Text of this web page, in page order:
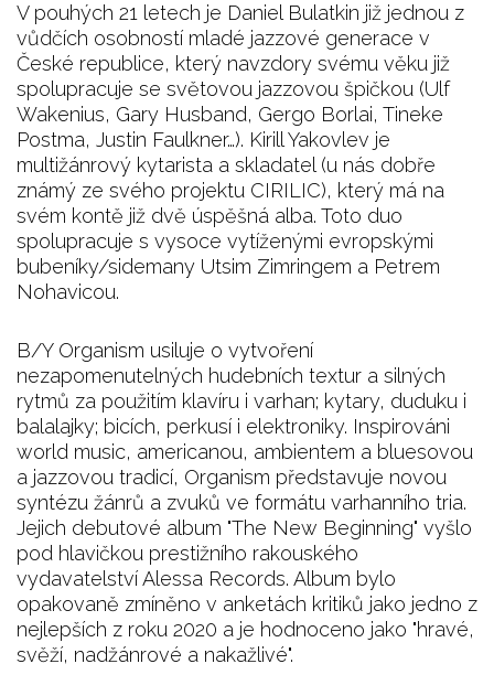
V pouhých 21 letech je Daniel Bulatkin již jednou z
vůdčích osobností mladé jazzové generace v
České republice, který navzdory svému věku již
spolupracuje se světovou jazzovou špičkou (Ulf
Wakenius, Gary Husband, Gergo Borlai, Tineke
Postma, Justin Faulkner…). Kirill Yakovlev je
multižánrový kytarista a skladatel (u nás dobře
známý ze svého projektu CIRILIC), který má na
svém kontě již dvě úspěšná alba. Toto duo
spolupracuje s vysoce vytíženými evropskými
bubeníky/sidemany Utsim Zimringem a Petrem
Nohavicou.
B/Y Organism usiluje o vytvoření
nezapomenutelných hudebních textur a silných
rytmů za použitím klavíru i varhan; kytary, duduku i
balalajky; bicích, perkusí i elektroniky. Inspirováni
world music, americanou, ambientem a bluesovou
a jazzovou tradicí, Organism představuje novou
syntézu žánrů a zvuků ve formátu varhanního tria.
Jejich debutové album "The New Beginning" vyšlo
pod hlavičkou prestižního rakouského
vydavatelství Alessa Records. Album bylo
opakovaně zmíněno v anketách kritiků jako jedno z
nejlepších z roku 2020 a je hodnoceno jako "hravé,
svěží, nadžánrové a nakažlivé".